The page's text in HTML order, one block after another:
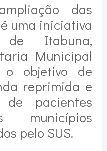
das
uma iniciativa
Itabuna,
Municipal
o objetivo de
reprimida e
pacientes
municípios
pelo SUS.